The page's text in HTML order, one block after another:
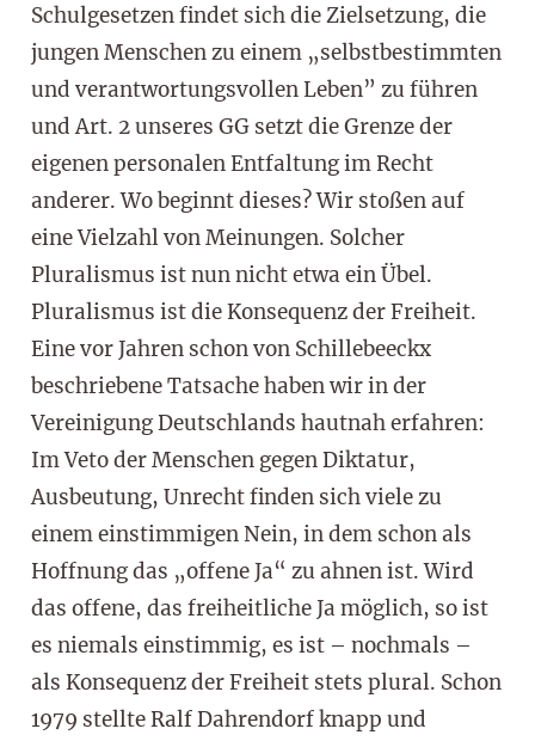
Schulgesetzen findet sich die Zielsetzung, die
jungen Menschen zu einem „selbstbestimmten
und verantwortungsvollen Leben” zu führen
und Art. 2 unseres GG setzt die Grenze der
eigenen personalen Entfaltung im Recht
anderer. Wo beginnt dieses? Wir stoßen auf
eine Vielzahl von Meinungen. Solcher
Pluralismus ist nun nicht etwa ein Übel.
Pluralismus ist die Konsequenz der Freiheit.
Eine vor Jahren schon von Schillebeeckx
beschriebene Tatsache haben wir in der
Vereinigung Deutschlands hautnah erfahren:
Im Veto der Menschen gegen Diktatur,
Ausbeutung, Unrecht finden sich viele zu
einem einstimmigen Nein, in dem schon als
Hoffnung das „offene Ja“ zu ahnen ist. Wird
das offene, das freiheitliche Ja möglich, so ist
es niemals einstimmig, es ist – nochmals –
als Konsequenz der Freiheit stets plural. Schon
1979 stellte Ralf Dahrendorf knapp und